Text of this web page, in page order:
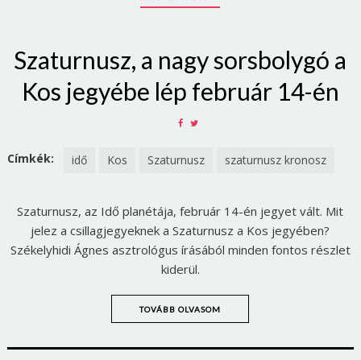
Szaturnusz, a nagy sorsbolygó a
Kos jegyébe lép február 14-én
SHARE
Címkék: idő Kos Szaturnusz szaturnusz kronosz
Szaturnusz, az Idő planétája, február 14-én jegyet vált. Mit
jelez a csillagjegyeknek a Szaturnusz a Kos jegyében?
Székelyhidi Ágnes asztrológus írásából minden fontos részlet
kiderül.
TOVÁBB OLVASOM